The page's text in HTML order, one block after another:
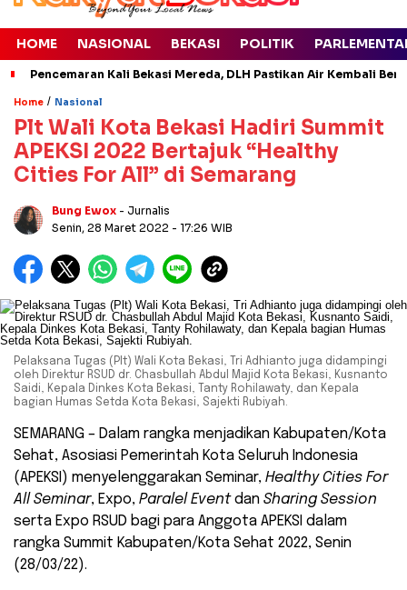
HOME NASIONAL BEKASI POLITIK
Pencemaran Kali Bekasi Mereda, DLH Pastikan Air Kembali
Home / Nasional
Plt Wali Kota Bekasi Hadiri Summit
APEKSI 2022 Bertajuk “Healthy
Cities For All” di Semarang
Bung Ewox - Jurnalis
Senin, 28 Maret 2022 - 17:26 WIB
Pelaksana Tugas (Plt) Wali Kota Bekasi, Tri Adhianto juga didampingi
oleh Direktur RSUD dr. Chasbullah Abdul Majid Kota Bekasi, Kusnanto
Saidi, Kepala Dinkes Kota Bekasi, Tanty Rohilawaty, dan Kepala
bagian Humas Setda Kota Bekasi, Sajekti Rubiyah.
SEMARANG – Dalam rangka menjadikan Kabupaten/Kota
Sehat, Asosiasi Pemerintah Kota Seluruh Indonesia
(APEKSI) menyelenggarakan Seminar, Healthy Cities For
All Seminar, Expo, Paralel Eventdan Sharing Session
serta Expo RSUD bagi para Anggota APEKSI dalam
rangka Summit Kabupaten/Kota Sehat 2022, Senin
(28/03/22).